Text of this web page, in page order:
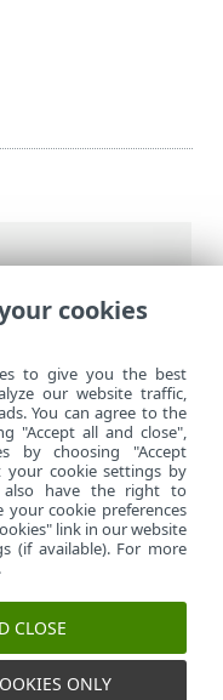
Mail Security>
cookies
to give you the best
our website traffic,
You can agree to the
"Accept all and close",
by choosing "Accept
your cookie settings by
also have the right to
cookie preferences
link in our website
(if available). For more
CLOSE
ONLY